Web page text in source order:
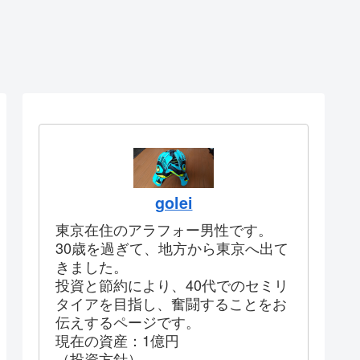
golei
東京在住のアラフォー男性です。
30歳を過ぎて、地方から東京へ出て
きました。
投資と節約により、40代でのセミリ
タイアを目指し、奮闘することをお
伝えするページです。
現在の資産：1億円